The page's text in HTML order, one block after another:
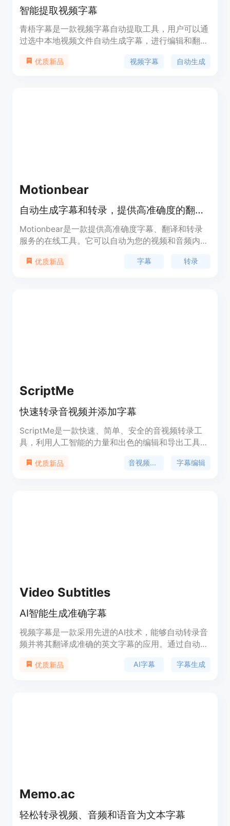
智能提取视频字幕
青梧字幕是一款视频字幕自动提取工具，用户可以通
过选中本地视频文件自动生成字幕，进行编辑和翻
面，支持高质量翻译和多种字幕格式下载，适用于视
优质新品 视频字幕 自动生成
Motionbear
自动生成字幕和转录，提供高准确度的翻译服务
Motionbear是一款提供高准确度字幕、翻译和转录
服务的在线工具。它可以自动为您的视频和音频内容
译。您可以根据自己的品牌或风格自定义字幕的字
优质新品 字幕 转录
ScriptMe
快速转录音视频并添加字幕
ScriptMe是一款快速、简单、安全的音视频转录工
具，利用人工智能的力量和出色的编辑和导出工具，
种语言，提供定制化的字幕编辑功能，并支持多种文
优质新品 音视频转录 字幕编辑
Video Subtitles
AI智能生成准确字幕
视频字幕是一款采用先进的AI技术，能够自动转录音
频并将其翻译成准确的英文字幕的应用。通过自动转
多种语言，可将字幕生成为.vtt、.srt或.txt格式。
优质新品 AI字幕 字幕生成
Memo.ac
轻松转录视频、音频和语音为文本字幕